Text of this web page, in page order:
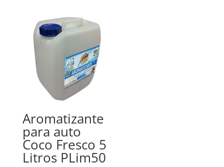
Aromatizante
para auto
Coco Fresco 5
Litros PLim50